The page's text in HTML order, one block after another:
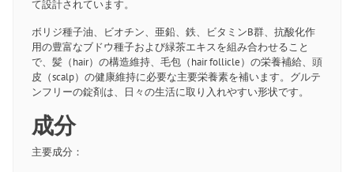
て設計されています。
ボリジ種子油、ビオチン、亜鉛、鉄、ビタミンB群、抗酸化作
用の豊富なブドウ種子および緑茶エキスを組み合わせること
で、髪（hair）の構造維持、毛包（hair follicle）の栄養補給、頭
皮（scalp）の健康維持に必要な主要栄養素を補います。グルテ
ンフリーの錠剤は、日々の生活に取り入れやすい形状です。
成分
主要成分：